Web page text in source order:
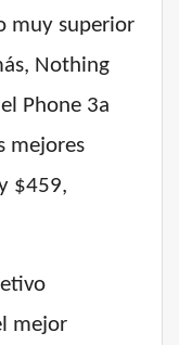
muy superior
Nothing
Phone 3a
mejores
$459,
mejor